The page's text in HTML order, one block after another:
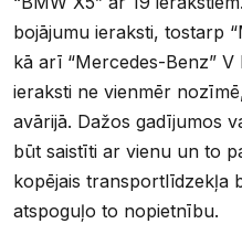
bojājumu ieraksti, tostarp
kā arī “Mercedes-Benz” V
ieraksti ne vienmēr
avārijā. Dažos gadījumos
būt saistīti ar vienu un to
kopējais transportlīdzekļa
atspoguļo to nopietnību.